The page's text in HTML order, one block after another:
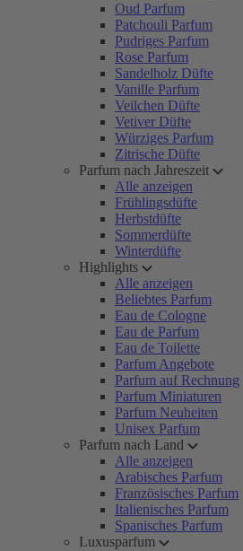
Oud Parfum
Patchouli Parfum
Pudriges Parfum
Rose Parfum
Sandelholz Düfte
Vanille Parfum
Veilchen Düfte
Vetiver Düfte
Würziges Parfum
Zitrische Düfte
Parfum nach Jahreszeit
Alle anzeigen
Frühlingsdüfte
Herbstdüfte
Sommerdüfte
Winterdüfte
Highlights
Alle anzeigen
Beliebtes Parfum
Eau de Cologne
Eau de Parfum
Eau de Toilette
Parfum Angebote
Parfum auf Rechnung
Parfum Miniaturen
Parfum Neuheiten
Unisex Parfum
Parfum nach Land
Alle anzeigen
Arabisches Parfum
Französisches Parfum
Italienisches Parfum
Spanisches Parfum
Luxusparfum